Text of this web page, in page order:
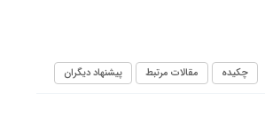
چکیده مقالات مرتبط پیشنهاد دیگران